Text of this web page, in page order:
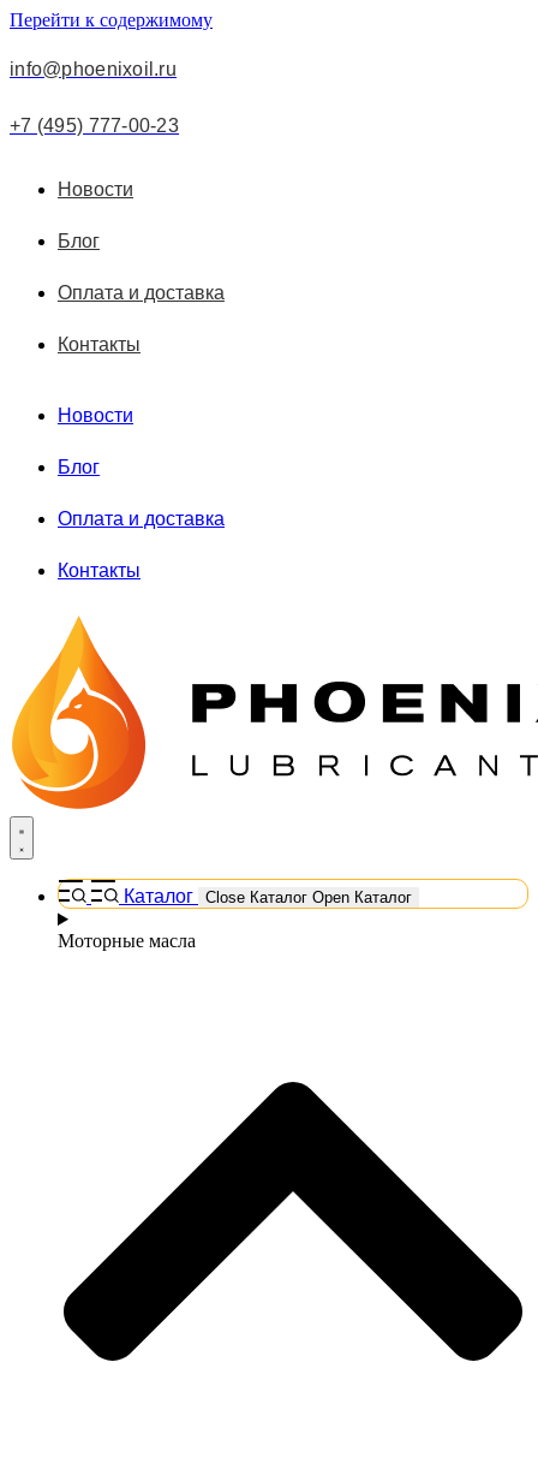
Перейти к содержимому
info@phoenixoil.ru
+7 (495) 777-00-23
Новости
Блог
Оплата и доставка
Контакты
Новости
Блог
Оплата и доставка
Контакты
Каталог Close Каталог Open Каталог
Моторные масла